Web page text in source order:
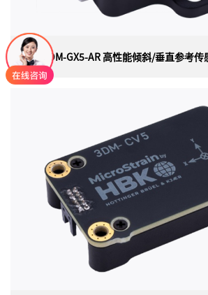
HBK 3DM-GX5-AR 高性能倾斜/垂直参考传
HBK 3DM-GX5-AR 高性能倾斜/垂
美国HBK（原LORD）MicroStrain 3DM-
GX5-15）高性能倾斜/垂直参考传感器（
目前最小、最轻的工业 VRU。它具有三
仪和温度传感器，以实现测量质量的最
GX5-AR非常适合各种应用，包括平台稳
情况监控。